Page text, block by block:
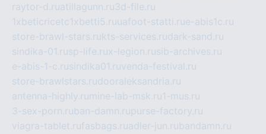
raytor-d.ruatillagunn.ru3d-file.ru
1xbeticricetc1xbetti5.ruuafoot-statti.rue-abis1c.ru
store-brawl-stars.rukts-services.rudark-sand.ru
sindika-01.rusp-life.rux-legion.rusib-archives.ru
e-abis-1-c.rusindika01.ruvenda-festival.ru
store-brawlstars.rudooraleksandria.ru
antenna-highly.ru mine-lab-msk.ru1-mus.ru
3-sex-porn.ruban-damn.rupurse-factory.ru
viagra-tablet.rufasbags.ruadler-jun.rubandamn.ru